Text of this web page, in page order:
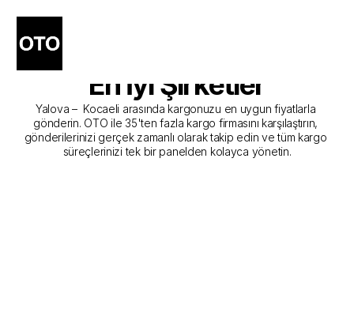
Yalova - Kocaeli Kargo
Gönderim Hizmeti Sunan
En İyi Şirketler
Yalova –  Kocaeli arasında kargonuzu en uygun fiyatlarla
gönderin. OTO ile 35'ten fazla kargo firmasını karşılaştırın,
gönderilerinizi gerçek zamanlı olarak takip edin ve tüm kargo
süreçlerinizi tek bir panelden kolayca yönetin.